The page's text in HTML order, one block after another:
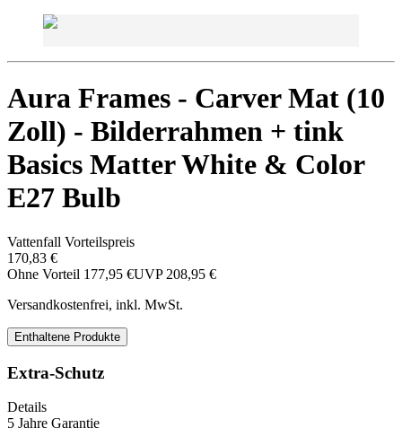
Aura Frames - Carver Mat (10
Zoll) - Bilderrahmen + tink
Basics Matter White & Color
E27 Bulb
Vattenfall Vorteilspreis
170,83 €
Ohne Vorteil 177,95 €UVP 208,95 €
Versandkostenfrei, inkl. MwSt.
Enthaltene Produkte
Extra-Schutz
Details
5 Jahre Garantie